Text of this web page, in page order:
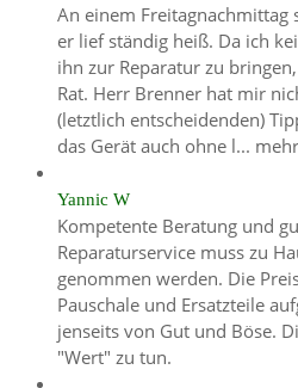
An einem
er lief ständig heiß. Da ich
ihn zur Reparatur zu
Rat. Herr Brenner hat mir
(letztlich entscheidenden)
das Gerät auch ohne l...
Yannic W
Kompetente Beratung und
Reparaturservice muss zu
genommen werden. Die
Pauschale und Ersatzteile
jenseits von Gut und Böse.
"Wert" zu tun.